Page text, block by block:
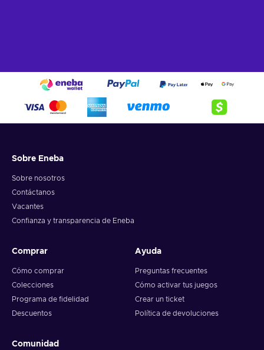
Sobre Eneba
Sobre nosotros
Contáctanos
Vacantes
Confianza y transparencia de Eneba
Comprar
Cómo comprar
Colecciones
Programa de fidelidad
Descuentos
Ayuda
Preguntas frecuentes
Cómo activar tus juegos
Crear un ticket
Política de devoluciones
Comunidad